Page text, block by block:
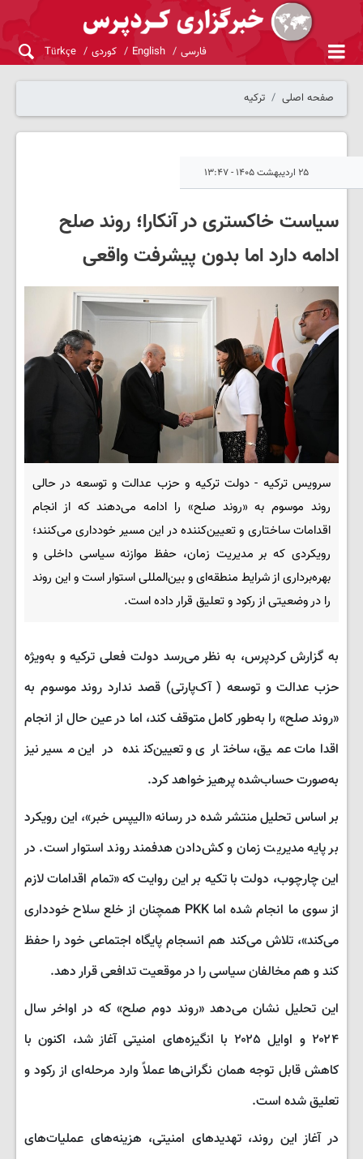
فارسی English کوردی Türkçe
صفحه اصلی ترکیه
۲۵ اردیبهشت ۱۴۰۵ - ۱۳:۴۷
سیاست خاکستری در آنکارا؛ روند صلح
ادامه دارد اما بدون پیشرفت واقعی
سرویس ترکیه - دولت ترکیه و حزب عدالت و توسعه در حالی
روند موسوم به «روند صلح» را ادامه می‌دهند که از انجام
اقدامات ساختاری و تعیین‌کننده در این مسیر خودداری می‌کنند؛
رویکردی که بر مدیریت زمان، حفظ موازنه سیاسی داخلی و
بهره‌برداری از شرایط منطقه‌ای و بین‌المللی استوار است و این روند
را در وضعیتی از رکود و تعلیق قرار داده است.
به گزارش کردپرس، به نظر می‌رسد دولت فعلی ترکیه و به‌ویژه
حزب عدالت و توسعه ( آک‌پارتی) قصد ندارد روند موسوم به
«روند صلح» را به‌طور کامل متوقف کند، اما در عین حال از انجام
اقدامات عمیق، ساختاری و تعیین‌کننده در این مسیر نیز
به‌صورت حساب‌شده پرهیز خواهد کرد.
بر اساس تحلیل منتشر شده در رسانه «الیپس خبر»، این رویکرد
بر پایه مدیریت زمان و کش‌دادن هدفمند روند استوار است. در
این چارچوب، دولت با تکیه بر این روایت که «تمام اقدامات لازم
از سوی ما انجام شده اما PKK همچنان از خلع سلاح خودداری
می‌کند»، تلاش می‌کند هم انسجام پایگاه اجتماعی خود را حفظ
کند و هم مخالفان سیاسی را در موقعیت تدافعی قرار دهد.
این تحلیل نشان می‌دهد «روند دوم صلح» که در اواخر سال
۲۰۲۴ و اوایل ۲۰۲۵ با انگیزه‌های امنیتی آغاز شد، اکنون با
کاهش قابل توجه همان نگرانی‌ها عملاً وارد مرحله‌ای از رکود و
تعلیق شده است.
در آغاز این روند، تهدیدهای امنیتی، هزینه‌های عملیات‌های